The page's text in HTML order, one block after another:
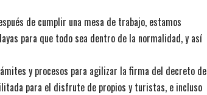
de cumplir una mesa de trabajo, estamos
para que todo sea dentro de la normalidad, y así
y procesos para agilizar la firma del decreto de
para el disfrute de propios y turistas, e incluso